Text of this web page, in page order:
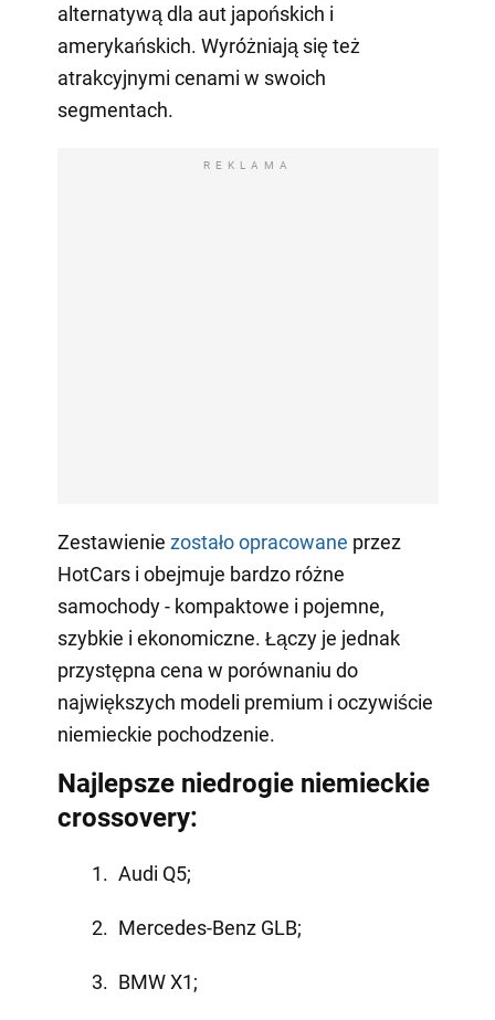
alternatywą dla aut japońskich i
amerykańskich. Wyróżniają się też
atrakcyjnymi cenami w swoich
segmentach.
REKLAMA
Zestawienie zostało opracowane przez
HotCars i obejmuje bardzo różne
samochody - kompaktowe i pojemne,
szybkie i ekonomiczne. Łączy je jednak
przystępna cena w porównaniu do
największych modeli premium i oczywiście
niemieckie pochodzenie.
Najlepsze niedrogie niemieckie
crossovery:
Audi Q5;
Mercedes-Benz GLB;
BMW X1;